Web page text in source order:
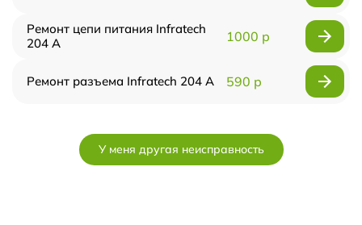
Ремонт цепи питания Infratech
204 А
1000 р
Ремонт разъема Infratech 204 А 590 р
У меня другая неисправность